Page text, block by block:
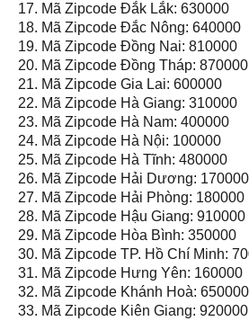
17. Mã Zipcode Đắk Lắk: 630000
18. Mã Zipcode Đắc Nông: 640000
19. Mã Zipcode Đồng Nai: 810000
20. Mã Zipcode Đồng Tháp: 870000
21. Mã Zipcode Gia Lai: 600000
22. Mã Zipcode Hà Giang: 310000
23. Mã Zipcode Hà Nam: 400000
24. Mã Zipcode Hà Nội: 100000
25. Mã Zipcode Hà Tĩnh: 480000
26. Mã Zipcode Hải Dương: 170000
27. Mã Zipcode Hải Phòng: 180000
28. Mã Zipcode Hậu Giang: 910000
29. Mã Zipcode Hòa Bình: 350000
30. Mã Zipcode TP. Hồ Chí Minh:
31. Mã Zipcode Hưng Yên: 160000
32. Mã Zipcode Khánh Hoà: 650000
33. Mã Zipcode Kiên Giang: 920000